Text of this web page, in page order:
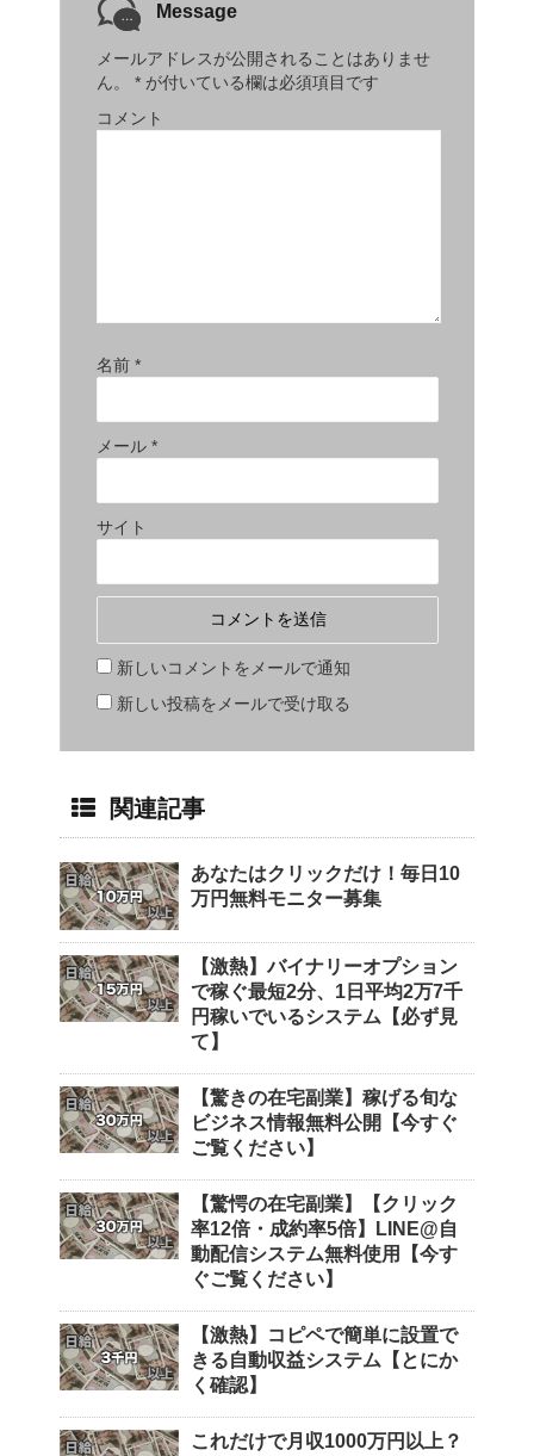
Message
メールアドレスが公開されることはありませ
ん。
* が付いている欄は必須項目です
コメント
名前 *
メール *
サイト
新しいコメントをメールで通知
新しい投稿をメールで受け取る
関連記事
あなたはクリックだけ！毎日10
万円無料モニター募集
【激熱】バイナリーオプション
で稼ぐ最短2分、1日平均2万7千
円稼いでいるシステム【必ず見
て】
【驚きの在宅副業】稼げる旬な
ビジネス情報無料公開【今すぐ
ご覧ください】
【驚愕の在宅副業】【クリック
率12倍・成約率5倍】LINE@自
動配信システム無料使用【今す
ぐご覧ください】
【激熱】コピペで簡単に設置で
きる自動収益システム【とにか
く確認】
これだけで月収1000万円以上？